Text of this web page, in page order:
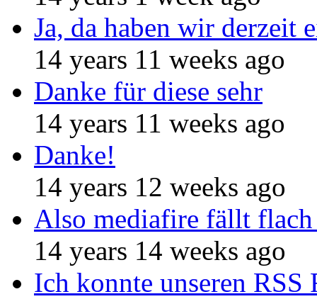
Ja, da haben wir derzeit
14 years 11 weeks ago
Danke für diese sehr
14 years 11 weeks ago
Danke!
14 years 12 weeks ago
Also mediafire fällt
14 years 14 weeks ago
Ich konnte unseren RSS